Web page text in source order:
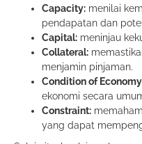
Capacity: menilai
pendapatan dan
Capital: meninjau
Collateral:
menjamin pinjaman.
Condition of
ekonomi secara
Constraint:
yang dapat